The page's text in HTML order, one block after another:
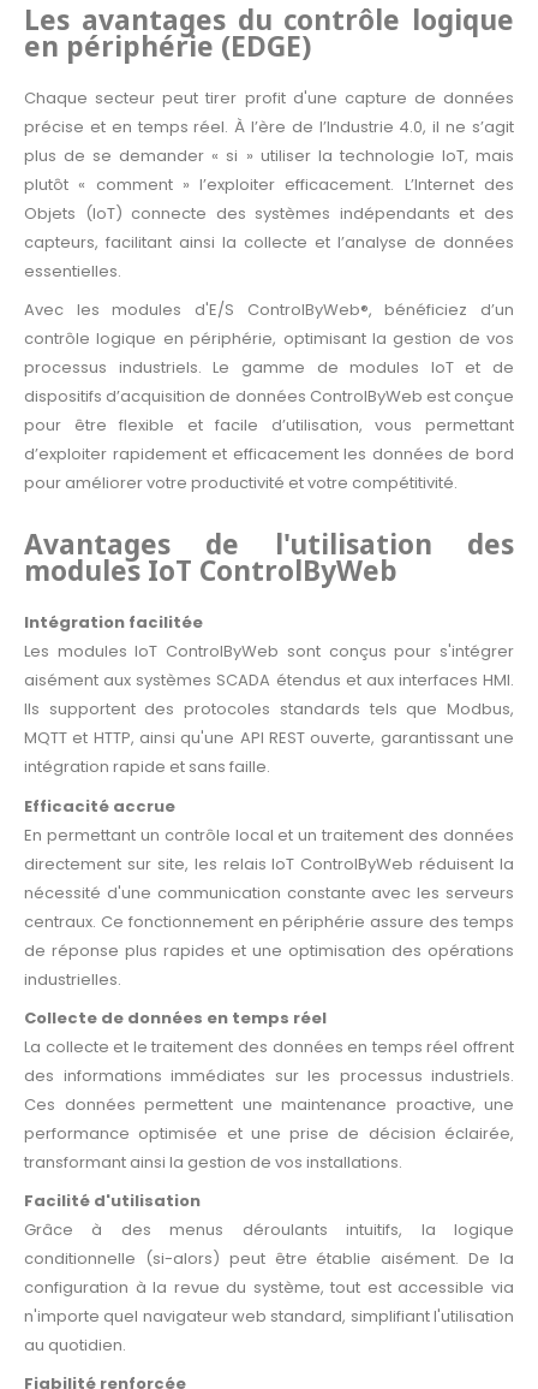
Les avantages du contrôle logique
en périphérie (EDGE)
Chaque secteur peut tirer profit d'une capture de données
précise et en temps réel. À l’ère de l’Industrie 4.0, il ne s’agit
plus de se demander « si » utiliser la technologie IoT, mais
plutôt « comment » l’exploiter efficacement. L’Internet des
Objets (IoT) connecte des systèmes indépendants et des
capteurs, facilitant ainsi la collecte et l’analyse de données
essentielles.
Avec les modules d'E/S ControlByWeb®, bénéficiez d’un
contrôle logique en périphérie, optimisant la gestion de vos
processus industriels. Le gamme de modules IoT et de
dispositifs d’acquisition de données ControlByWeb est conçue
pour être flexible et facile d’utilisation, vous permettant
d’exploiter rapidement et efficacement les données de bord
pour améliorer votre productivité et votre compétitivité.
Avantages de l'utilisation des
modules IoT ControlByWeb
Intégration facilitée
Les modules IoT ControlByWeb sont conçus pour s'intégrer
aisément aux systèmes SCADA étendus et aux interfaces HMI.
Ils supportent des protocoles standards tels que Modbus,
MQTT et HTTP, ainsi qu'une API REST ouverte, garantissant une
intégration rapide et sans faille.
Efficacité accrue
En permettant un contrôle local et un traitement des données
directement sur site, les relais IoT ControlByWeb réduisent la
nécessité d'une communication constante avec les serveurs
centraux. Ce fonctionnement en périphérie assure des temps
de réponse plus rapides et une optimisation des opérations
industrielles.
Collecte de données en temps réel
La collecte et le traitement des données en temps réel offrent
des informations immédiates sur les processus industriels.
Ces données permettent une maintenance proactive, une
performance optimisée et une prise de décision éclairée,
transformant ainsi la gestion de vos installations.
Facilité d'utilisation
Grâce à des menus déroulants intuitifs, la logique
conditionnelle (si-alors) peut être établie aisément. De la
configuration à la revue du système, tout est accessible via
n'importe quel navigateur web standard, simplifiant l'utilisation
au quotidien.
Fiabilité renforcée